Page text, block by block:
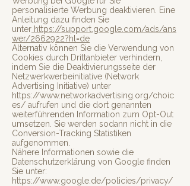
personalisierte Werbung deaktivieren. Eine
Anleitung dazu finden Sie
unter https://support.google.com/ads/ans
wer/2662922?hl=de
Alternativ können Sie die Verwendung von
Cookies durch Drittanbieter verhindern,
indem Sie die Deaktivierungsseite der
Netzwerkwerbeinitiative (Network
Advertising Initiative) unter
https://www.networkadvertising.org/choic
es/ aufrufen und die dort genannten
weiterführenden Information zum Opt-Out
umsetzen. Sie werden sodann nicht in die
Conversion-Tracking Statistiken
aufgenommen.
Nähere Informationen sowie die
Datenschutzerklärung von Google finden
Sie unter:
https://www.google.de/policies/privacy/